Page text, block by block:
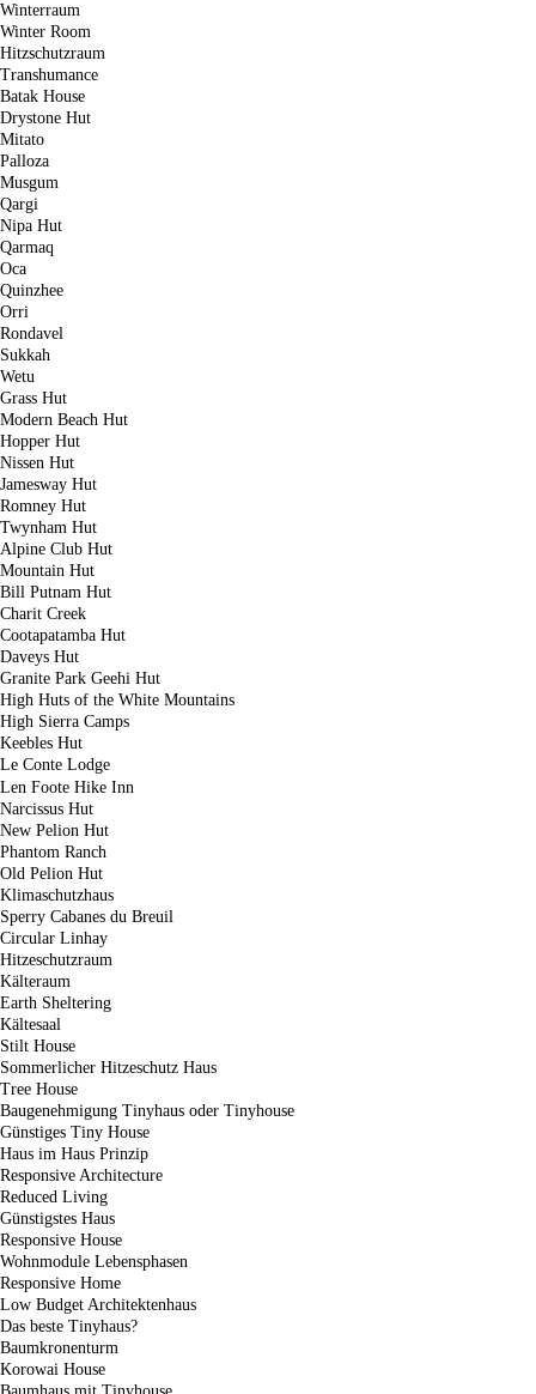
Winterraum
Winter Room
Hitzschutzraum
Transhumance
Batak House
Drystone Hut
Mitato
Palloza
Musgum
Qargi
Nipa Hut
Qarmaq
Oca
Quinzhee
Orri
Rondavel
Sukkah
Wetu
Grass Hut
Modern Beach Hut
Hopper Hut
Nissen Hut
Jamesway Hut
Romney Hut
Twynham Hut
Alpine Club Hut
Mountain Hut
Bill Putnam Hut
Charit Creek
Cootapatamba Hut
Daveys Hut
Granite Park Geehi Hut
High Huts of the White Mountains
High Sierra Camps
Keebles Hut
Le Conte Lodge
Len Foote Hike Inn
Narcissus Hut
New Pelion Hut
Phantom Ranch
Old Pelion Hut
Klimaschutzhaus
Sperry Cabanes du Breuil
Circular Linhay
Hitzeschutzraum
Kälteraum
Earth Sheltering
Kältesaal
Stilt House
Sommerlicher Hitzeschutz Haus
Tree House
Baugenehmigung Tinyhaus oder Tinyhouse
Günstiges Tiny House
Haus im Haus Prinzip
Responsive Architecture
Reduced Living
Günstigstes Haus
Responsive House
Wohnmodule Lebensphasen
Responsive Home
Low Budget Architektenhaus
Das beste Tinyhaus?
Baumkronenturm
Korowai House